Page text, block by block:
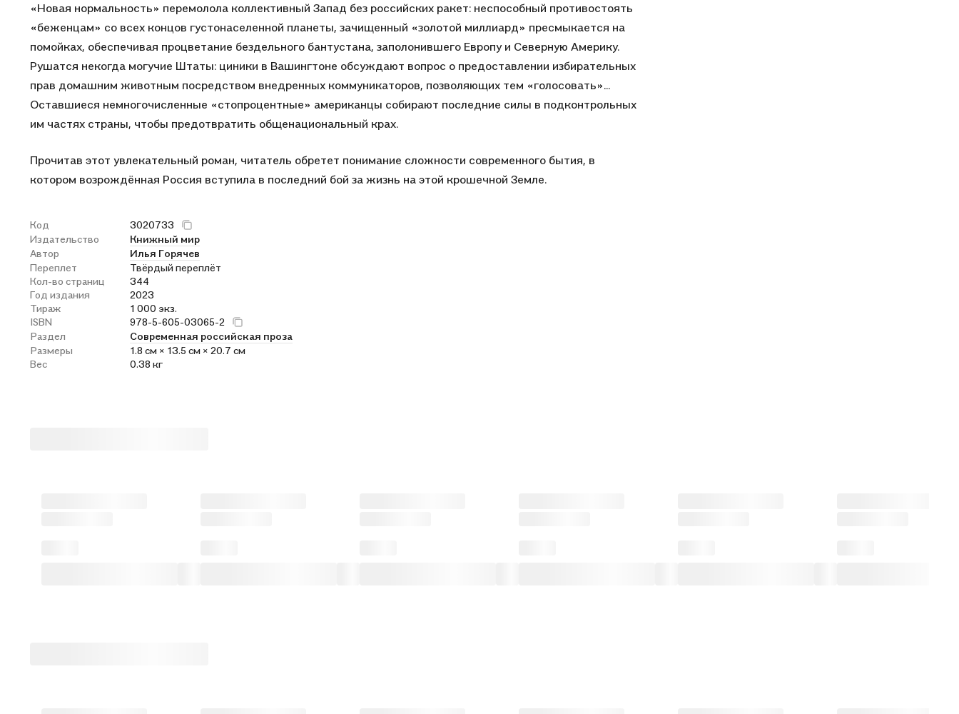
«Новая нормальность» перемолола коллективный Запад без российских ракет: неспособный противостоять
«беженцам» со всех концов густонаселенной планеты, зачищенный «золотой миллиард» пресмыкается на
помойках, обеспечивая процветание бездельного бантустана, заполонившего Европу и Северную Америку.
Рушатся некогда могучие Штаты: циники в Вашингтоне обсуждают вопрос о предоставлении избирательных
прав домашним животным посредством внедренных коммуникаторов, позволяющих тем «голосовать»...
Оставшиеся немногочисленные «стопроцентные» американцы собирают последние силы в подконтрольных
им частях страны, чтобы предотвратить общенациональный крах.
Прочитав этот увлекательный роман, читатель обретет понимание сложности современного бытия, в
котором возрождённая Россия вступила в последний бой за жизнь на этой крошечной Земле.
Код
3020733
Издательство
Книжный мир
Автор
Илья Горячев
Переплет
Твёрдый переплёт
Кол-во страниц
344
Год издания
2023
Тираж
1 000 экз.
ISBN
978-5-605-03065-2
Раздел
Современная российская проза
Размеры
1.8 см × 13.5 см × 20.7 см
Вес
0.38 кг